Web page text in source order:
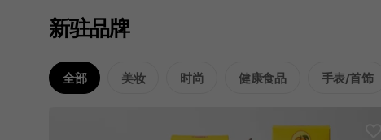
新驻品牌
全部 美妆 时尚 健康食品 手表/首饰
MY PICK